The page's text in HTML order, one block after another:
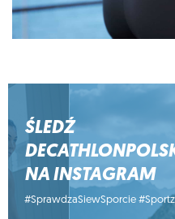
ŚLEDŹ
NA INSTAGRAM
#SprawdzaSiewSporcie